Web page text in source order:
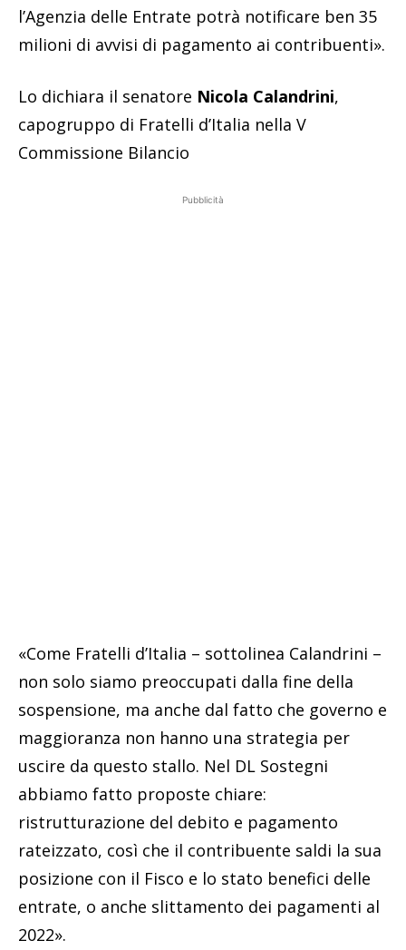
l’Agenzia delle Entrate potrà notificare ben 35
milioni di avvisi di pagamento ai contribuenti».
Lo dichiara il senatore Nicola Calandrini,
capogruppo di Fratelli d’Italia nella V
Commissione Bilancio
Pubblicità
«Come Fratelli d’Italia – sottolinea Calandrini –
non solo siamo preoccupati dalla fine della
sospensione, ma anche dal fatto che governo e
maggioranza non hanno una strategia per
uscire da questo stallo. Nel DL Sostegni
abbiamo fatto proposte chiare:
ristrutturazione del debito e pagamento
rateizzato, così che il contribuente saldi la sua
posizione con il Fisco e lo stato benefici delle
entrate, o anche slittamento dei pagamenti al
2022».